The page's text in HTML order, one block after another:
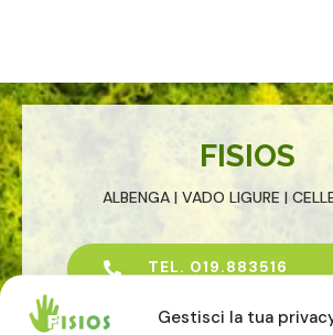
Gestisci la tua
FISIOS
ALBENGA | VADO LIGURE |
 TEL. 019.883516